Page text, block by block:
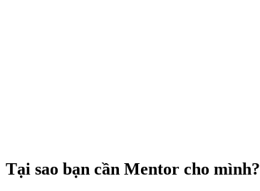
Tại sao bạn cần Mentor cho mình?